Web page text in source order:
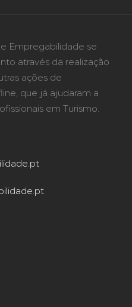
Empregabilidade se
através da realização
ações de
que já ajudaram a
em Turismo.